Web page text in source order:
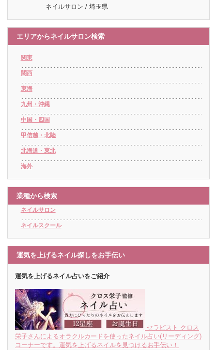
ネイルサロン / 埼玉県
エリアからネイルサロン検索
関東
関西
東海
九州・沖縄
中国・四国
甲信越・北陸
北海道・東北
海外
業種から検索
ネイルサロン
ネイルスクール
運気を上げるネイル探しをお手伝い
運気を上げるネイル占いをご紹介
セラピスト クロス
栄子さんによるオラクルカードを使ったネイル占い(リーディング)
コーナーです。運気を上げるネイルを見つけるお手伝い！